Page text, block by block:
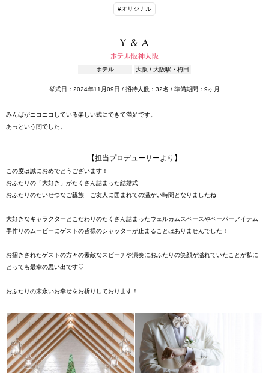
#オリジナル
Y & A
ホテル阪神大阪
ホテル 大阪 / 大阪駅・梅田
挙式日：2024年11月09日 / 招待人数：32名 / 準備期間：9ヶ月
みんばがニコニコしている楽しい式にできて満足です。
あっという間でした。
【担当プロデューサーより】
この度は誠におめでとうございます！
おふたりの「大好き」がたくさん詰まった結婚式
おふたりのたいせつなご親族 ご友人に囲まれての温かい時間となりましたね
大好きなキャラクターとこだわりのたくさん詰まったウェルカムスペースやペーパーアイテム
手作りのムービーにゲストの皆様のシャッターが止まることはありませんでした！
お招きされたゲストの方々の素敵なスピーチや演奏におふたりの笑顔が溢れていたことが私に
とっても最幸の思い出です♡
おふたりの末永いお幸せをお祈りしております！